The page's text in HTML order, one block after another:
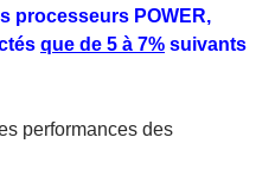
processeurs POWER,
que de 5 à 7% suivants
performances des